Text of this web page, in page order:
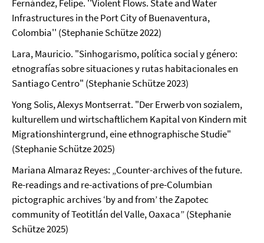
Fernández, Felipe. ''Violent Flows. State and Water
Infrastructures in the Port City of Buenaventura,
Colombia'' (Stephanie Schütze 2022)
Lara, Mauricio. "Sinhogarismo, política social y género:
etnografías sobre situaciones y rutas habitacionales en
Santiago Centro" (Stephanie Schütze 2023)
Yong Solis, Alexys Montserrat. "Der Erwerb von sozialem,
kulturellem und wirtschaftlichem Kapital von Kindern mit
Migrationshintergrund, eine ethnographische Studie"
(Stephanie Schütze 2025)
Mariana Almaraz Reyes: „Counter-archives of the future.
Re-readings and re-activations of pre-Columbian
pictographic archives ‘by and from’ the Zapotec
community of Teotitlán del Valle, Oaxaca” (Stephanie
Schütze 2025)